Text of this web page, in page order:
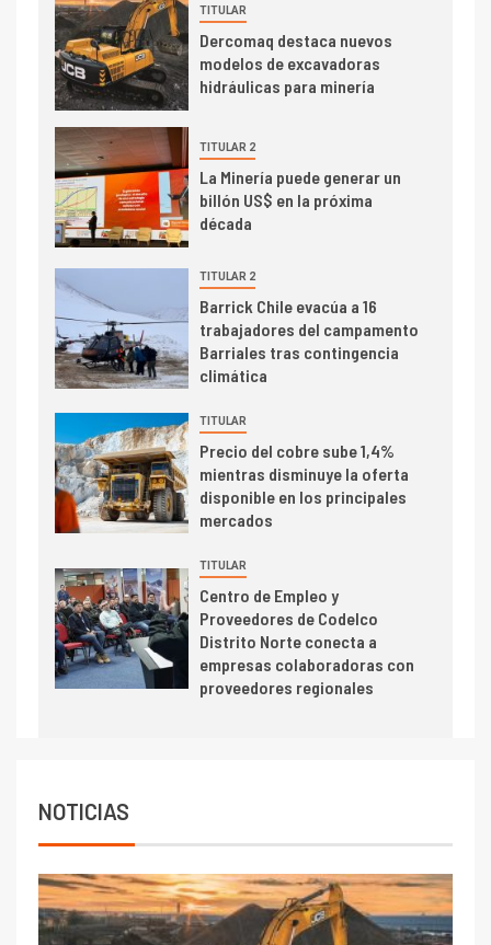
2
Producción minera en mayo de
3
PIB minero impacta el
crecimiento regional: Banco
trimestre
I+D
Informe bimensual de
Cochilco: precio del cobre
alcanza máximos por escasez
5 I+D
Estudio revela cómo el precio
del cobre y educación superior
se relacionan en zonas
mineras
6 I+D
BHP proyecta producción de
cobre cercana a 2 millones de
toneladas tras récord en
Escondida
TITULAR
Dercomaq destaca nuevos
modelos de excavadoras
hidráulicas para minería
TITULAR 2
La Minería puede generar un
billón US$ en la próxima
década
TITULAR 2
Barrick Chile evacúa a 16
trabajadores del campamento
Barriales tras contingencia
climática
TITULAR
Precio del cobre sube 1,4%
mientras disminuye la oferta
disponible en los principales
mercados
TITULAR
Centro de Empleo y
Proveedores de Codelco
Distrito Norte conecta a
empresas colaboradoras con
proveedores regionales
NOTICIAS